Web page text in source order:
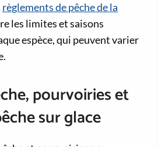
règlements de pêche de la
les limites et saisons
espèce, qui peuvent varier
pourvoiries et
sur glace